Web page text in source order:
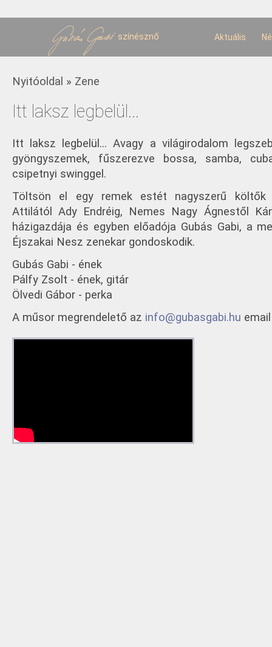
színésznő Aktuális
Jelenlegi hely
Nyitóoldal » Zene
Itt laksz legbelül...
Itt laksz legbelül... Avagy a világirodalom
gyöngyszemek, fűszerezve bossa, samba,
csipetnyi swinggel.
Töltsön el egy remek estét nagyszerű költők
Attilától Ady Endréig, Nemes Nagy Ágnestől
házigazdája és egyben előadója Gubás Gabi, a
Éjszakai Nesz zenekar gondoskodik.
Gubás Gabi - ének
Pálfy Zsolt - ének, gitár
Ölvedi Gábor - perka
A műsor megrendelető az info@gubasgabi.hu